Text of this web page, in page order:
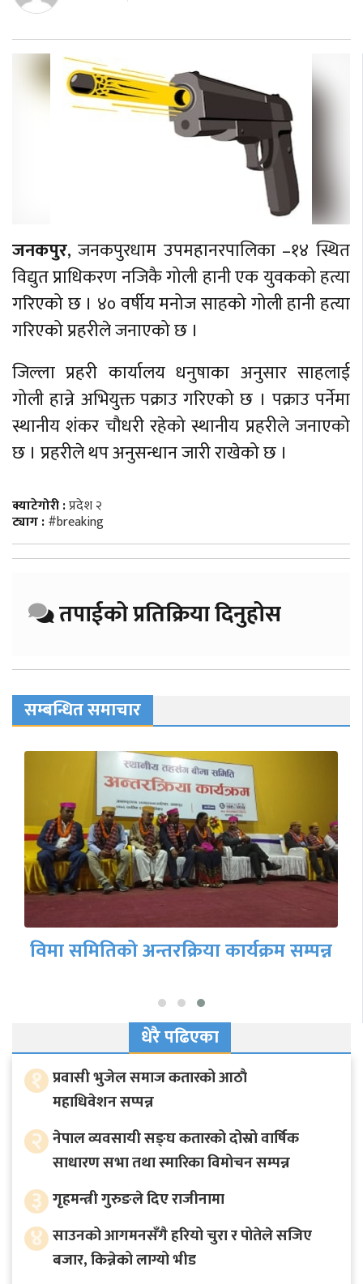
जनकपुर, जनकपुरधाम उपमहानरपालिका –१४ स्थित
विद्युत प्राधिकरण नजिकै गोली हानी एक युवकको हत्या
गरिएको छ । ४० वर्षीय मनोज साहको गोली हानी हत्या
गरिएको प्रहरीले जनाएको छ ।
जिल्ला प्रहरी कार्यालय धनुषाका अनुसार साहलाई
गोली हान्ने अभियुक्त पक्राउ गरिएको छ । पक्राउ पर्नेमा
स्थानीय शंकर चौधरी रहेको स्थानीय प्रहरीले जनाएको
छ । प्रहरीले थप अनुसन्धान जारी राखेको छ ।
क्याटेगोरी :प्रदेश २
ट्याग :#breaking
तपाईको प्रतिक्रिया दिनुहोस
सम्बन्धित समाचार
लकडाउन अपडेट: जनकपुर क्षेत्रमा भएको
प्रभाव (फोटो फिचर)
धेरै पढिएका
१ प्रवासी भुजेल समाज कतारको आठाै
महाधिवेशन सप्पन्न
२ नेपाल व्यवसायी सङ्घ कतारको दोस्रो वार्षिक
साधारण सभा तथा स्मारिका विमोचन सम्पन्न
३ गृहमन्त्री गुरुङले दिए राजीनामा
४ साउनको आगमनसँगै हरियो चुरा र पोतेले सजिए
बजार, किन्नेको लाग्यो भीड